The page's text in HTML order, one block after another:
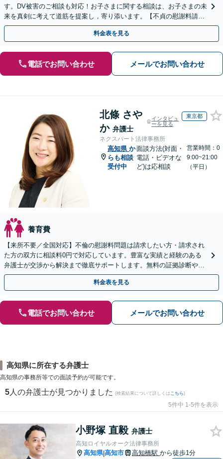
す。DV被害のご相談も対応！お子さまに関する相談は、お子さまの未
来を真剣に考えて道筋を提案し，寄り添います。【不貞の慰謝料請
求】相手の動きを予測しながら最善の解決を模索します。
料金表を見る
電話でお問い合わせ メールでお問い合わせ
北條 さや
か 弁護士
インタビュ
ーを見る
東京都
ネクスパート法律事務所
高知県 か
らも相談
受付中
面談方法(対面・
電話・ビデオな
ど)は応相談
営業時間：0
9:00~21:00
（平日）
養育費
【来所不要／全国対応】不倫の慰謝料問題は請求したい方・請求され
た方の双方に相談料0円で対応しています。豊富な実績と経験のある
弁護士が交渉から解決まで徹底サポートします。無料の証拠診断や着
手金の返還保証もありますので安心してご相談ください。
料金表を見る
電話でお問い合わせ メールでお問い合わせ
高知県に所在する弁護士
高知県の事務所等での面談予約が可能です。
5 人の弁護士が見つかりました (検索結果について詳しくは こちら)
5件中 1-5件を表示
小野塚 直毅 弁護士
高知ロイヤルオーク法律事務所
高知県|高知市 高知橋駅 から徒歩1分